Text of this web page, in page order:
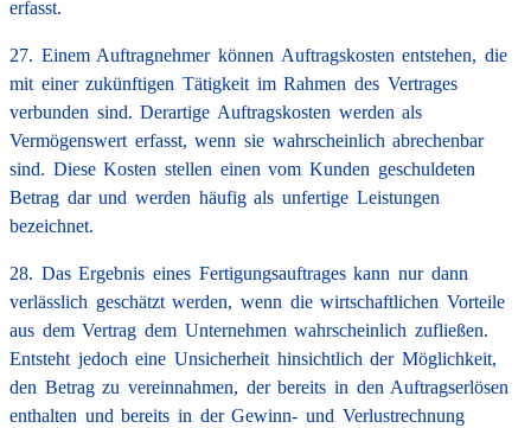
erfasst.
27. Einem Auftragnehmer können Auftragskosten entstehen, die
mit einer zukünftigen Tätigkeit im Rahmen des Vertrages
verbunden sind. Derartige Auftragskosten werden als
Vermögenswert erfasst, wenn sie wahrscheinlich abrechenbar
sind. Diese Kosten stellen einen vom Kunden geschuldeten
Betrag dar und werden häufig als unfertige Leistungen
bezeichnet.
28. Das Ergebnis eines Fertigungsauftrages kann nur dann
verlässlich geschätzt werden, wenn die wirtschaftlichen Vorteile
aus dem Vertrag dem Unternehmen wahrscheinlich zufließen.
Entsteht jedoch eine Unsicherheit hinsichtlich der Möglichkeit,
den Betrag zu vereinnahmen, der bereits in den Auftragserlösen
enthalten und bereits in der Gewinn- und Verlustrechnung